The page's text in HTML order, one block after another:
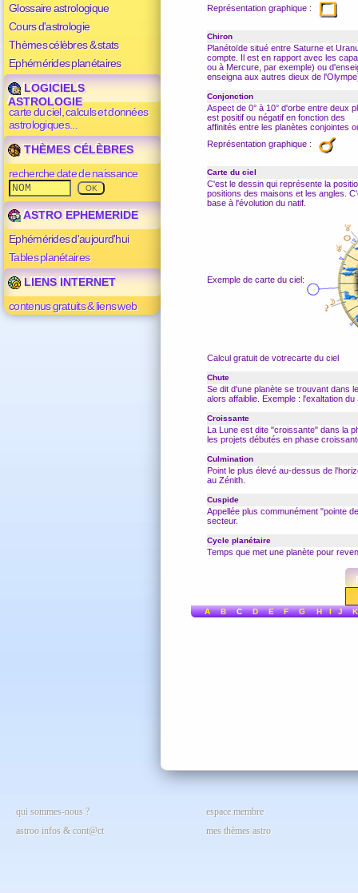
Glossaire astrologique
Cours d'astrologie
Thèmes célèbres & stats
Ephémérides planétaires
LOGICIELS
ASTROLOGIE
carte du ciel, calculs et données
astrologiques...
THÈMES CÉLÈBRES
recherche date de naissance
ASTRO EPHEMERIDE
Ephémérides d'aujourd'hui
Tables planétaires
LIENS INTERNET
contenus gratuits & liens web
Représentation graphique :
Chiron
Planétoïde situé entre Saturne et
compte. Il est en rapport avec les
ou à Mercure, par exemple) ou
enseigna aux autres dieux de
Conjonction
Aspect de 0° à 10° d'orbe entre deux
est positif ou négatif en fonction des
affinités entre les planètes conjointes
Représentation graphique :
Carte du ciel
C'est le dessin qui représente la
positions des maisons et les angles .
base à l'évolution du natif.
Exemple de carte du ciel:
Calcul gratuit de votrecarte du ciel
Chute
Se dit d'une planète se trouvant dans
alors affaiblie. Exemple : l'exaltation
Croissante
La Lune est dite "croissante" dans la
les projets débutés en phase
Culmination
Point le plus élevé au-dessus de
au Zénith.
Cuspide
Appellée plus communément "pointe
secteur.
Cycle planétaire
Temps que met une planète pour
A B C D E F G H I J K
qui sommes-nous ?
astroo infos & cont@ct
espace membre
mes thèmes astro